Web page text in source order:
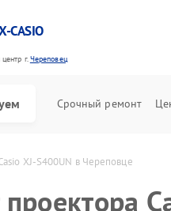
CASIO
г.Череповец
Срочный ремонт
XJ-S400UN в Череповце